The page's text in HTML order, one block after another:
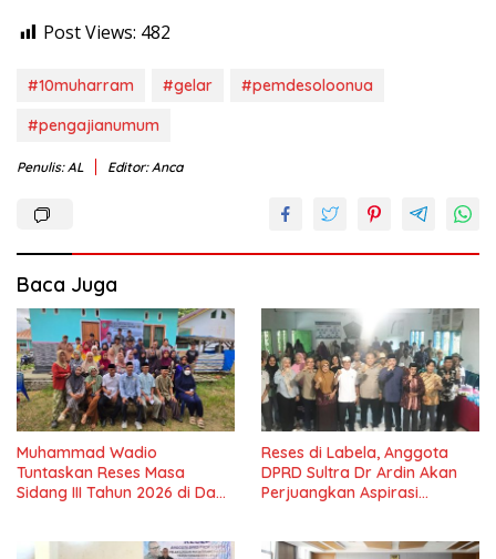
Post Views: 482
#10muharram #gelar
#pemdesoloonua
#pengajianumum
Penulis: AL Editor: Anca
Baca Juga
Muhammad Wadio
Tuntaskan Reses Masa
Sidang III Tahun 2026 di Dapil
Reses di Labela, Anggota
DPRD Sultra Dr Ardin Akan
Perjuangkan Aspirasi